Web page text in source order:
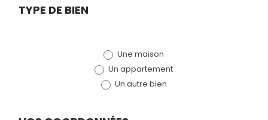
Demande
TYPE DE BIEN
Une maison
Un appartement
Un autre bien